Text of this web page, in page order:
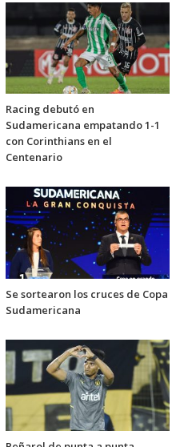
Racing debutó en
Sudamericana empatando 1-1
con Corinthians en el
Centenario
Se sortearon los cruces de Copa
Sudamericana